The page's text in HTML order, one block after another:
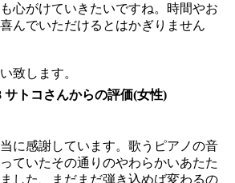
心がけていきたいですね。時間やお
んでいただけるとはかぎりません
致します。
サトコさんからの評価(女性)
に感謝しています。歌うピアノの音
ていたその通りのやわらかいあたた
した、まだまだ弾き込めば変わるの